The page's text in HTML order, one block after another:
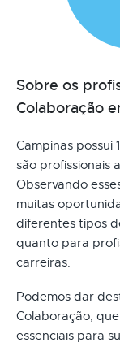
Sobre os
Colaboração
Campinas possui
são profissionais
Observando
muitas
diferentes tipos
quanto para
carreiras.
Podemos dar
Colaboração,
essenciais para